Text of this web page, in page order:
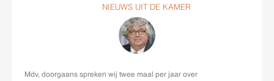
NIEUWS UIT DE KAMER
Mdv, doorgaans spreken wij twee maal per jaar over